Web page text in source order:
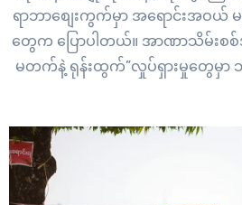
ရာဘာစျေးကွက်မှာ အရောင်းအဝယ်
တွေက ပြောပါတယ်။ အာဏာသိမ်းစ
မတက်နဲ့ ရုန်းထွက်”လှုပ်ရှားမှုတွေမှာ
အတွက် ရာဘာ အရောင်းအဝ